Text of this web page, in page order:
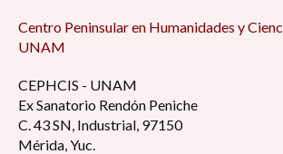
Centro Peninsular en Humanidades y
UNAM
CEPHCIS - UNAM
Ex Sanatorio Rendón Peniche
C. 43 SN, Industrial, 97150
Mérida, Yuc.